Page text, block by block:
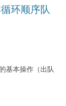
环顺序队
基本操作（出队